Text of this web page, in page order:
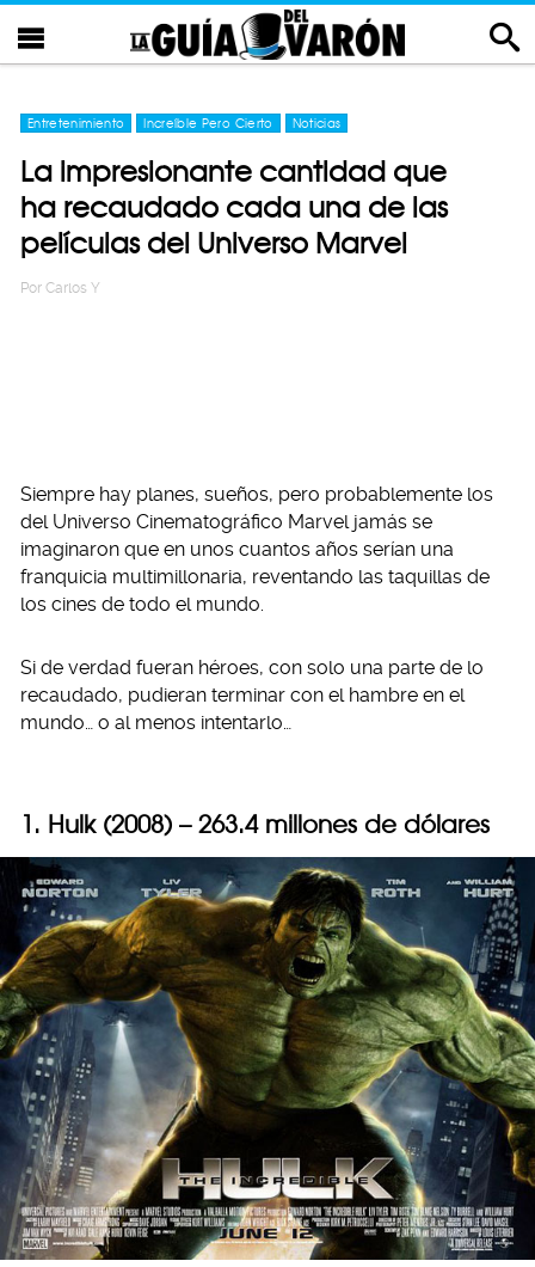
Entretenimiento Increíble Pero Cierto Noticias
La impresionante cantidad que
ha recaudado cada una de las
películas del Universo Marvel
Por Carlos Y
Siempre hay planes, sueños, pero probablemente los
del Universo Cinematográfico Marvel jamás se
imaginaron que en unos cuantos años serían una
franquicia multimillonaria, reventando las taquillas de
los cines de todo el mundo.
Si de verdad fueran héroes, con solo una parte de lo
recaudado, pudieran terminar con el hambre en el
mundo… o al menos intentarlo…
1. Hulk (2008) – 263.4 millones de dólares